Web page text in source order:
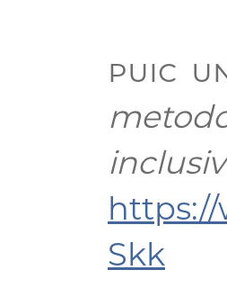
puic
https://
Skk